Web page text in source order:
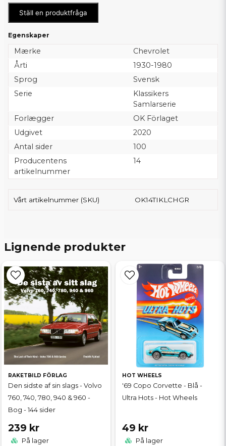
Ställ en produktfråga
Egenskaper
Mærke
Chevrolet
Årti
1930-1980
Sprog
Svensk
Serie
Klassikers
Samlarserie
Forlægger
OK Förlaget
Udgivet
2020
Antal sider
100
Producentens
artikelnummer
14
Vårt artikelnummer (SKU) OK14TIKLCHGR
Lignende produkter
RAKETBILD FÖRLAG
Den sidste af sin slags - Volvo
760, 740, 780, 940 & 960 -
Bog - 144 sider
239 kr
På lager
HOT WHEELS
'69 Copo Corvette - Blå -
Ultra Hots - Hot Wheels
49 kr
På lager